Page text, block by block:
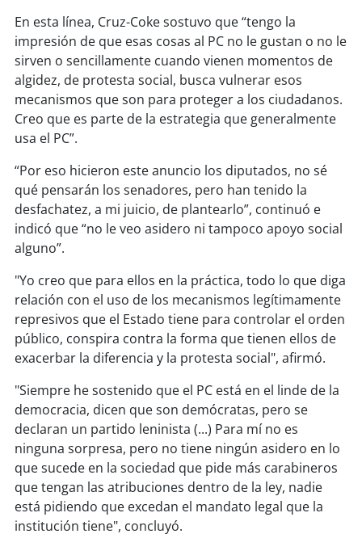
soy concepción
soycoronel
soyarauco
soytemuco
soyvaldivia
soyosorno
soy puertomontt
soychiloé
En esta línea, Cruz-Coke sostuvo que “tengo la
impresión de que esas cosas al PC no le gustan o no le
sirven o sencillamente cuando vienen momentos de
algidez, de protesta social, busca vulnerar esos
mecanismos que son para proteger a los ciudadanos.
Creo que es parte de la estrategia que generalmente
usa el PC”.
“Por eso hicieron este anuncio los diputados, no sé
qué pensarán los senadores, pero han tenido la
desfachatez, a mi juicio, de plantearlo”, continuó e
indicó que “no le veo asidero ni tampoco apoyo social
alguno”.
"Yo creo que para ellos en la práctica, todo lo que diga
relación con el uso de los mecanismos legítimamente
represivos que el Estado tiene para controlar el orden
público, conspira contra la forma que tienen ellos de
exacerbar la diferencia y la protesta social", afirmó.
"Siempre he sostenido que el PC está en el linde de la
democracia, dicen que son demócratas, pero se
declaran un partido leninista (...) Para mí no es
ninguna sorpresa, pero no tiene ningún asidero en lo
que sucede en la sociedad que pide más carabineros
que tengan las atribuciones dentro de la ley, nadie
está pidiendo que excedan el mandato legal que la
institución tiene", concluyó.